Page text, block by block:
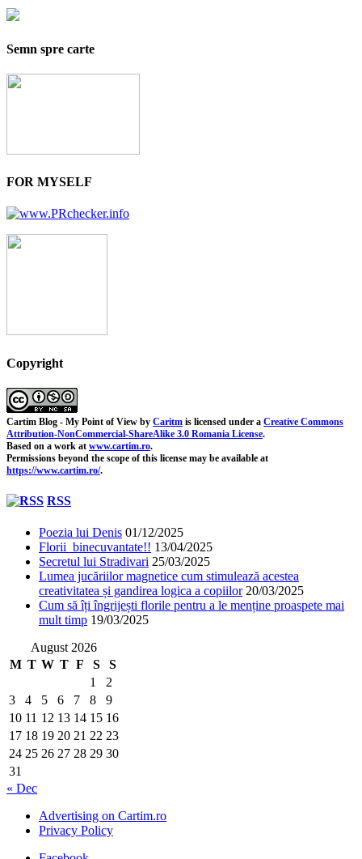
Semn spre carte
FOR MYSELF
Copyright
Cartim Blog - My Point of View by Caritm is licensed under a Creative Commons
Attribution-NonCommercial-ShareAlike 3.0 Romania License.
Based on a work at www.cartim.ro.
Permissions beyond the scope of this license may be available at
https://www.cartim.ro/.
RSS
Poezia lui Denis 01/12/2025
Florii binecuvantate!! 13/04/2025
Secretul lui Stradivari 25/03/2025
Lumea jucăriilor magnetice cum stimulează acestea
creativitatea și gandirea logica a copiilor 20/03/2025
Cum să îți îngrijești florile pentru a le menține proaspete mai
mult timp 19/03/2025
August 2026
M T W T F S
S
1
2
3
4 5 6 7 8
9
10 11 12 13 14 15 16
17 18 19 20 21 22 23
24 25 26 27 28 29 30
31
« Dec
Advertising on Cartim.ro
Privacy Policy